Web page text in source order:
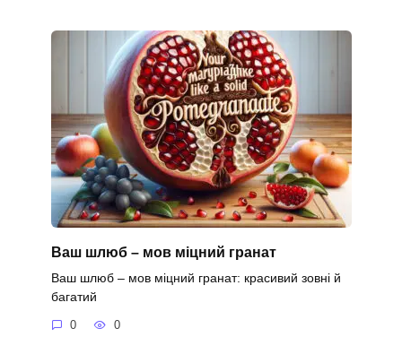
Ваш шлюб – мов міцний гранат
Ваш шлюб – мов міцний гранат: красивий зовні й
багатий
0 0